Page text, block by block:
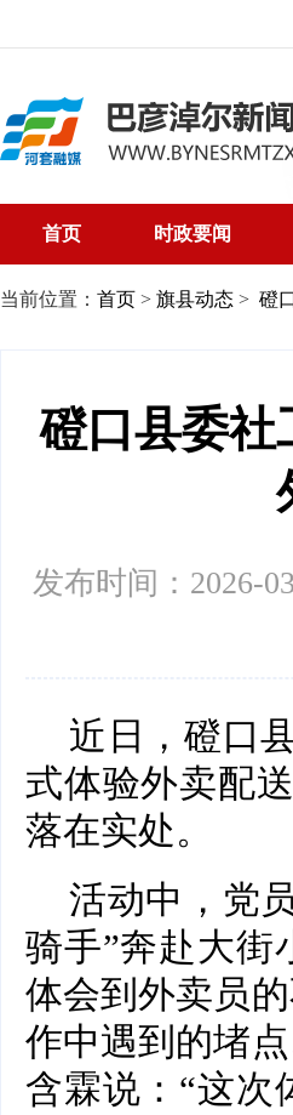
首页 时政要闻
当前位置： 首页 > 旗县动态 > 磴
磴口县委社
发布时间：2026-
近日，磴口
式体验外卖配
落在实处。
活动中，党
骑手”奔赴大街
体会到外卖员
作中遇到的堵
含霖说：“这次